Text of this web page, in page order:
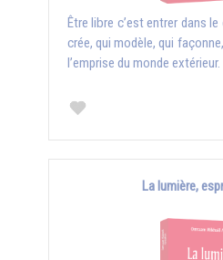
Être libre c’est entrer dans le
crée, qui modèle, qui
l’emprise du monde extérieur.
La lumière,